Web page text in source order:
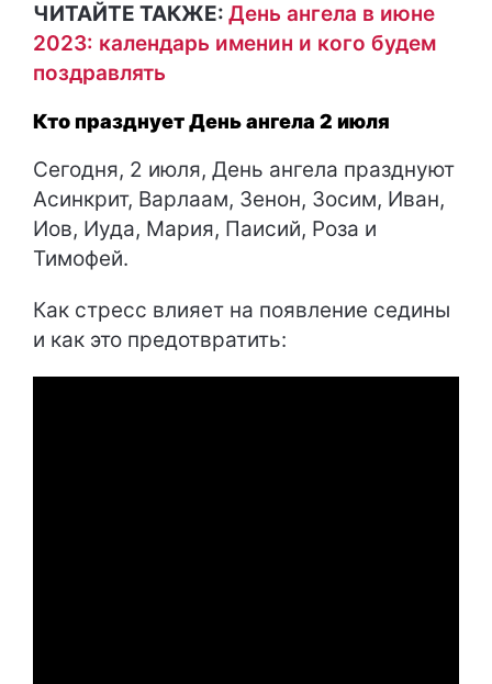
ЧИТАЙТЕ ТАКЖЕ: День ангела в июне
2023: календарь именин и кого будем
поздравлять
Кто празднует День ангела 2 июля
Сегодня, 2 июля, День ангела празднуют
Асинкрит, Варлаам, Зенон, Зосим, Иван,
Иов, Иуда, Мария, Паисий, Роза и
Тимофей.
Как стресс влияет на появление седины
и как это предотвратить: